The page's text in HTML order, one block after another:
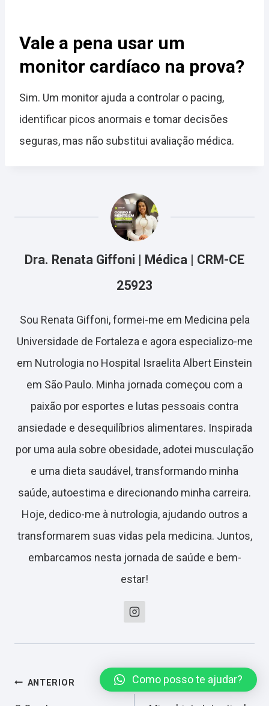
Vale a pena usar um
monitor cardíaco na prova?
Sim. Um monitor ajuda a controlar o pacing,
identificar picos anormais e tomar decisões
seguras, mas não substitui avaliação médica.
Dra. Renata Giffoni | Médica | CRM-CE
25923
Sou Renata Giffoni, formei-me em Medicina pela
Universidade de Fortaleza e agora especializo-me
em Nutrologia no Hospital Israelita Albert Einstein
em São Paulo. Minha jornada começou com a
paixão por esportes e lutas pessoais contra
ansiedade e desequilíbrios alimentares. Inspirada
por uma aula sobre obesidade, adotei musculação
e uma dieta saudável, transformando minha
saúde, autoestima e direcionando minha carreira.
Hoje, dedico-me à nutrologia, ajudando outros a
transformarem suas vidas pela medicina. Juntos,
embarcamos nesta jornada de saúde e bem-
estar!
Navegação
ANTERIOR PRÓXIMO
Como posso te ajudar?